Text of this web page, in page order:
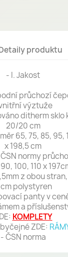
produktu
- I. Jakost
průchozí
výztuže
ditherm sklo
20/20 cm
65, 75, 85, 95,
x 198,5 cm
normy
100, 110 x
z obou
polystyren
panty v
a
KOMPLETY
ZDE:
- ČSN norma